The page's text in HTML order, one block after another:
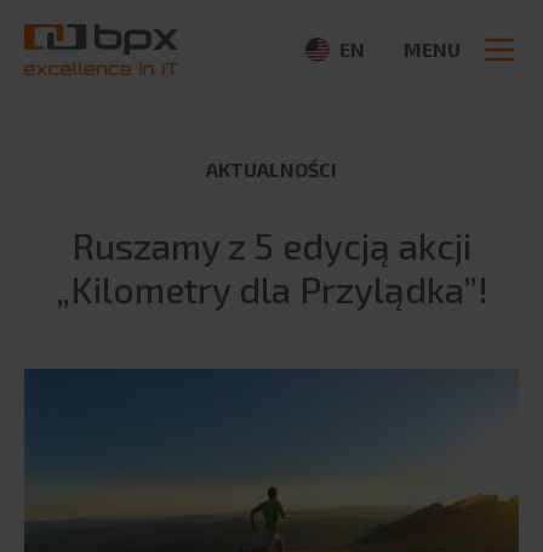
EN MENU
O firmie
Aktualności
Partnerzy
Szukaj:
AKTUALNOŚCI
Ruszamy z 5 edycją akcji
„Kilometry dla Przylądka”!